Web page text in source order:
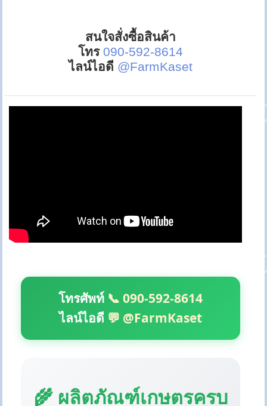
สนใจสั่งซื้อสินค้า
โทร 090-592-8614
ไลน์ไอดี @FarmKaset
โทรศัพท์ 📞 090-592-8614
ไลน์ไอดี 💬 @FarmKaset
🌾 ผลิตภัณฑ์เกษตรครบ